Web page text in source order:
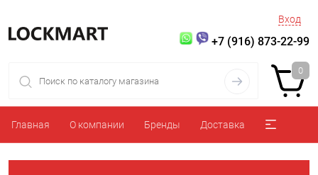
Вход
+7 (916) 873-22-99
0
Главная О компании Бренды Доставка